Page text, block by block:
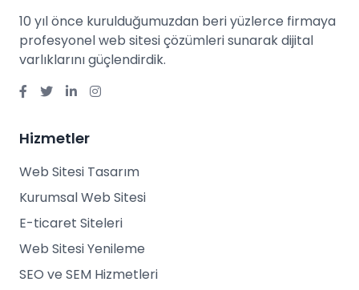
10 yıl önce kurulduğumuzdan beri yüzlerce firmaya
profesyonel web sitesi çözümleri sunarak dijital
varlıklarını güçlendirdik.
Hizmetler
Web Sitesi Tasarım
Kurumsal Web Sitesi
E-ticaret Siteleri
Web Sitesi Yenileme
SEO ve SEM Hizmetleri